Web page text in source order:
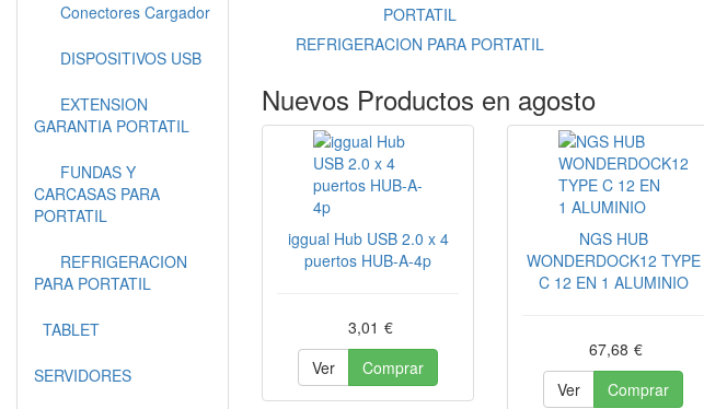
REFRIGERACION PARA PORTATIL
Nuevos Productos en agosto
iggual Hub USB 2.0 x 4
puertos HUB-A-4p
3,01 €
Ver
Comprar
NGS HUB
WONDERDOCK12 TYPE
C 12 EN 1 ALUMINIO
67,68 €
Ver
Comprar
Conectores Cargador
DISPOSITIVOS USB
EXTENSION
GARANTIA PORTATIL
FUNDAS Y
CARCASAS PARA
PORTATIL
REFRIGERACION
PARA PORTATIL
TABLET
SERVIDORES